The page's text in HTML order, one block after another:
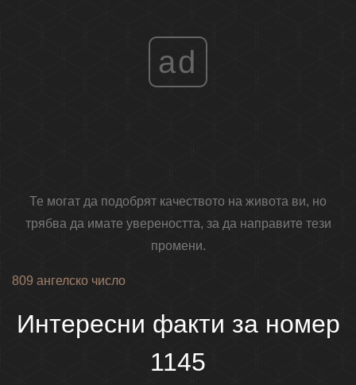
ad
Те могат да подобрят качеството на живота ви, но
трябва да имате увереността, за да направите тези
промени.
809 ангелско число
Интересни факти за номер
1145